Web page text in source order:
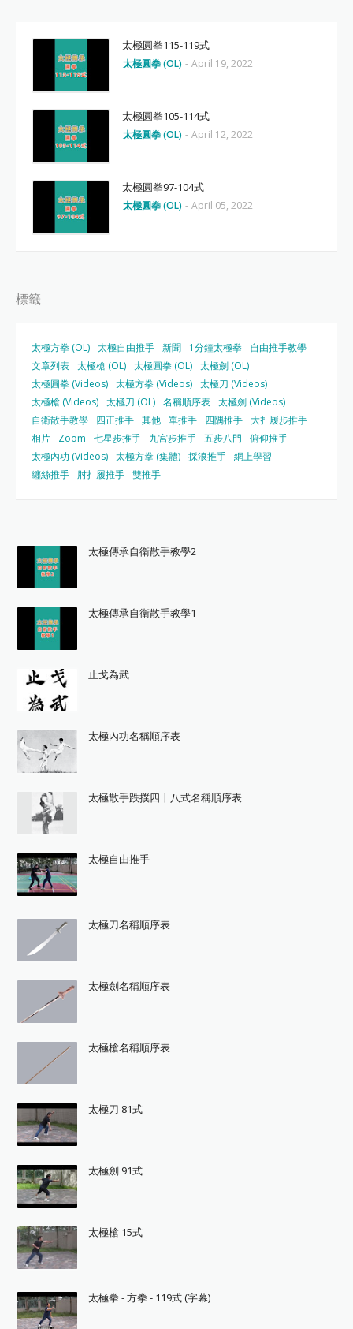
太極圓拳115-119式
太極圓拳 (OL) - April 19, 2022
太極圓拳105-114式
太極圓拳 (OL) - April 12, 2022
太極圓拳97-104式
太極圓拳 (OL) - April 05, 2022
標籤
太極方拳 (OL) 太極自由推手 新聞 1分鐘太極拳
自由推手教學
文章列表 太極槍 (OL) 太極圓拳 (OL) 太極劍 (OL)
太極圓拳 (Videos) 太極方拳 (Videos) 太極刀 (Videos)
太極槍 (Videos) 太極刀 (OL) 名稱順序表 太極劍 (Videos)
自衛散手教學
四正推手 其他 單推手 四隅推手 大扌履步推手
相片
Zoom 七星步推手 九宮步推手 五步八門
俯仰推手
太極內功 (Videos) 太極方拳 (集體) 採浪推手 網上學習
纏絲推手
肘扌履推手 雙推手
太極傳承自衛散手教學2
太極傳承自衛散手教學1
止戈為武
太極內功名稱順序表
太極散手跌撲四十八式名稱順序表
太極自由推手
太極刀名稱順序表
太極劍名稱順序表
太極槍名稱順序表
太極刀 81式
太極劍 91式
太極槍 15式
太極拳 - 方拳 - 119式 (字幕)